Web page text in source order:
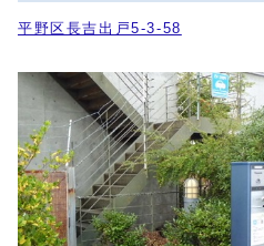
平野区長吉出戸5-3-58